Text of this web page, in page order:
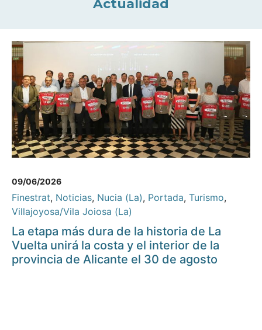
Actualidad
09/06/2026
Finestrat, Noticias, Nucia (La), Portada, Turismo,
Villajoyosa/Vila Joiosa (La)
La etapa más dura de la historia de La
Vuelta unirá la costa y el interior de la
provincia de Alicante el 30 de agosto